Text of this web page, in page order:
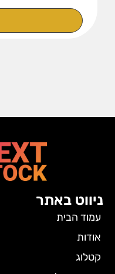
ניווט באתר
עמוד הבית
אודות
קטלוג